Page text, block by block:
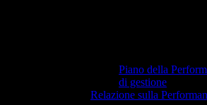
Piano della
di gestione
Relazione sulla